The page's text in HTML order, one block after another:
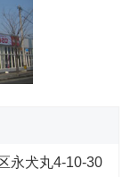
永犬丸4-10-30